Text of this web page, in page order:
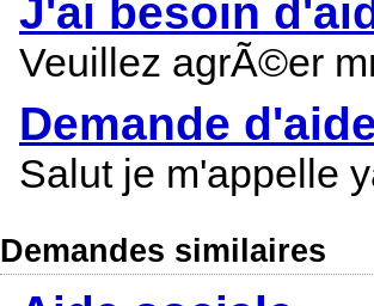
J'ai besoin
Veuillez agrÃ©er
Demande
Salut je m'appelle
Demandes similaires